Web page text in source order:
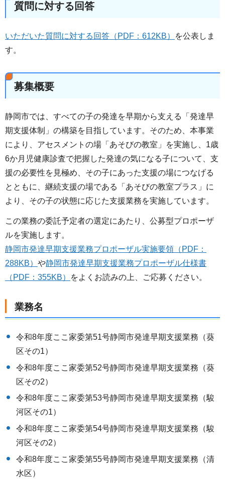
質問に対する回答
いただいた質問に対する回答（PDF：612KB）
を公表しま
す。
募集概要
静岡市では、すべての子の発達を早期から支える「発達早
期支援体制」の構築を目指しています。そのため、本事業
により、アセスメントの場「あそびの教室」を実施し、1歳
6か月児健康診査で把握した発達の気になる子について、支
援の必要性を見極め、その子にあった支援の場につなげる
とともに、継続支援の場である「あそびの教室プラス」に
より、その子の状態に応じた支援業務を実施しています。
この業務の委託予定者の選定にあたり、公募型プロポーザ
ルを実施します。
静岡市発達早期支援業務プロポーザル実施要領（PDF：
288KB） や静岡市発達早期支援業務プロポーザル仕様書
（PDF：355KB）
をよくお読みの上、ご応募ください。
業務名
令和8年度ここ家委第51号静岡市発達早期支援業務（葵
区その1）
令和8年度ここ家委第52号静岡市発達早期支援業務（葵
区その2）
令和8年度ここ家委第53号静岡市発達早期支援業務（駿
河区その1）
令和8年度ここ家委第54号静岡市発達早期支援業務（駿
河区その2）
令和8年度ここ家委第55号静岡市発達早期支援業務（清
水区）